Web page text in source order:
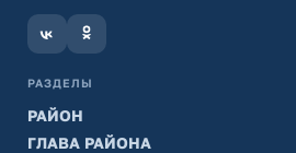
РАЗДЕЛЫ
РАЙОН
ГЛАВА РАЙОНА